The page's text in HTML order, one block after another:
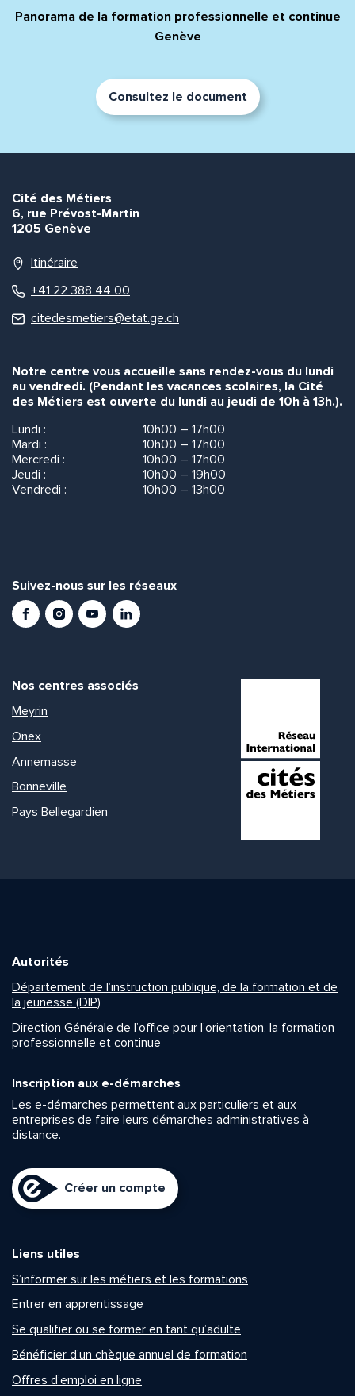
Panorama de la formation professionnelle et continue
Genève
Consultez le document
Cité des Métiers
6, rue Prévost-Martin
1205 Genève
Itinéraire
+41 22 388 44 00
citedesmetiers@etat.ge.ch
Notre centre vous accueille sans rendez-vous du lundi
au vendredi. (Pendant les vacances scolaires, la Cité
des Métiers est ouverte du lundi au jeudi de 10h à 13h.).
Lundi :
10h00 – 17h00
Mardi :
10h00 – 17h00
Mercredi :
10h00 – 17h00
Jeudi :
10h00 – 19h00
Vendredi :
10h00 – 13h00
Suivez-nous sur les réseaux
FacebookInstagramYoutubeLinkedIn
Nos centres associés
Meyrin
Onex
Annemasse
Bonneville
Pays Bellegardien
Autorités
Département de l’instruction publique, de la formation et de
la jeunesse (DIP)
Direction Générale de l’office pour l’orientation, la formation
professionnelle et continue
Inscription aux e-démarches
Les e-démarches permettent aux particuliers et aux
entreprises de faire leurs démarches administratives à
distance.
Créer un compte
Liens utiles
S’informer sur les métiers et les formations
Entrer en apprentissage
Se qualifier ou se former en tant qu’adulte
Bénéficier d’un chèque annuel de formation
Offres d’emploi en ligne